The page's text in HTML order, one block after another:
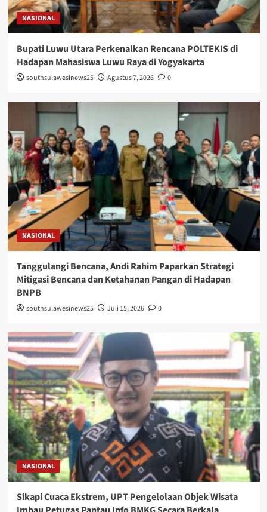
NASIONAL
Bupati Luwu Utara Perkenalkan Rencana POLTEKIS di
Hadapan Mahasiswa Luwu Raya di Yogyakarta
southsulawesinews25 Agustus 7, 2026 0
NASIONAL
Tanggulangi Bencana, Andi Rahim Paparkan Strategi
Mitigasi Bencana dan Ketahanan Pangan di Hadapan
BNPB
southsulawesinews25 Juli 15, 2026 0
NASIONAL
Sikapi Cuaca Ekstrem, UPT Pengelolaan Objek Wisata